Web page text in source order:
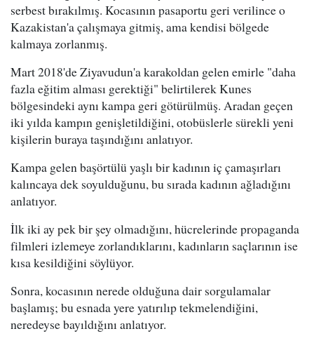
serbest bırakılmış. Kocasının pasaportu geri verilince o
Kazakistan'a çalışmaya gitmiş, ama kendisi bölgede
kalmaya zorlanmış.
Mart 2018'de Ziyavudun'a karakoldan gelen emirle "daha
fazla eğitim alması gerektiği" belirtilerek Kunes
bölgesindeki aynı kampa geri götürülmüş. Aradan geçen
iki yılda kampın genişletildiğini, otobüslerle sürekli yeni
kişilerin buraya taşındığını anlatıyor.
Kampa gelen başörtülü yaşlı bir kadının iç çamaşırları
kalıncaya dek soyulduğunu, bu sırada kadının ağladığını
anlatıyor.
İlk iki ay pek bir şey olmadığını, hücrelerinde propaganda
filmleri izlemeye zorlandıklarını, kadınların saçlarının ise
kısa kesildiğini söylüyor.
Sonra, kocasının nerede olduğuna dair sorgulamalar
başlamış; bu esnada yere yatırılıp tekmelendiğini,
neredeyse bayıldığını anlatıyor.